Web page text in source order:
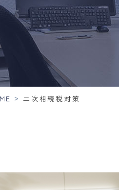
> 二次相続税対策